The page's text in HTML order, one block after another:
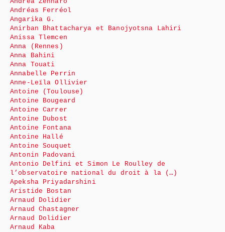
Andréas Ferréol
Angarika G.
Anirban Bhattacharya et Banojyotsna Lahiri
Anissa Tlemcen
Anna (Rennes)
Anna Bahini
Anna Touati
Annabelle Perrin
Anne-Leïla Ollivier
Antoine (Toulouse)
Antoine Bougeard
Antoine Carrer
Antoine Dubost
Antoine Fontana
Antoine Hallé
Antoine Souquet
Antonin Padovani
Antonio Delfini et Simon Le Roulley de
l’observatoire national du droit à la (…)
Apeksha Priyadarshini
Aristide Bostan
Arnaud Dolidier
Arnaud Chastagner
Arnaud Dolidier
Arnaud Kaba